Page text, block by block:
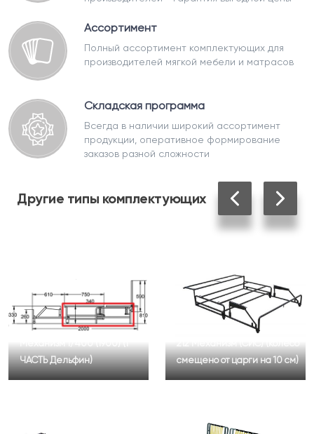
Ассортимент
Полный ассортимент комплектующих для
производителей мягкой мебели и матрасов
Складская программа
Всегда в наличии широкий ассортимент
продукции, оперативное формирование
заказов разной сложности
Другие типы комплектующих
ЧАСТЬ Дельфин)
смещено от царги на 10 см)